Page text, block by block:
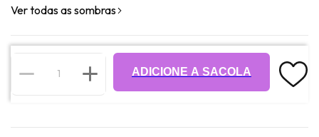
Ver todas as sombras
ADICIONE A SACOLA